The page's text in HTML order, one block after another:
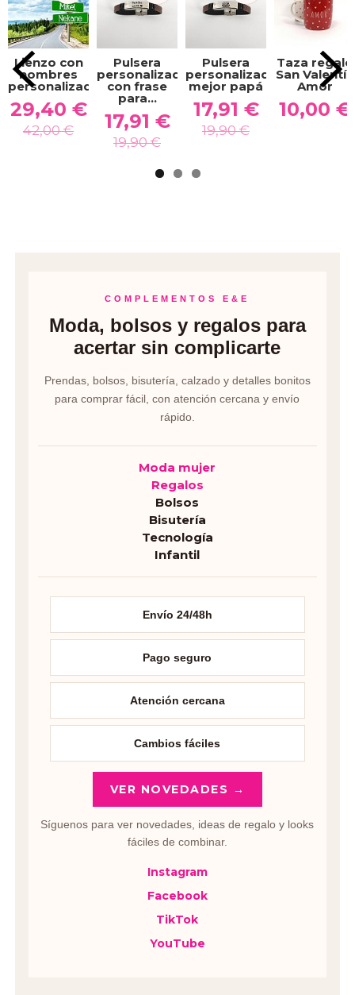
Lienzo con
nombres
personalizados
29,40 €
42,00 €
Pulsera
personalizada
con frase
para...
17,91 €
19,90 €
Pulsera
personalizada
mejor papá
17,91 €
19,90 €
Taza regalo
San Valentín
Amor
10,00 €
COMPLEMENTOS E&E
Moda, bolsos y regalos para
acertar sin complicarte
Prendas, bolsos, bisutería, calzado y detalles bonitos
para comprar fácil, con atención cercana y envío
rápido.
Moda mujer
Regalos
Bolsos
Bisutería
Tecnología
Infantil
Envío 24/48h
Pago seguro
Atención cercana
Cambios fáciles
VER NOVEDADES →
Síguenos para ver novedades, ideas de regalo y looks
fáciles de combinar.
Instagram
Facebook
TikTok
YouTube